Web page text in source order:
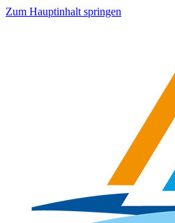
Zum Hauptinhalt springen